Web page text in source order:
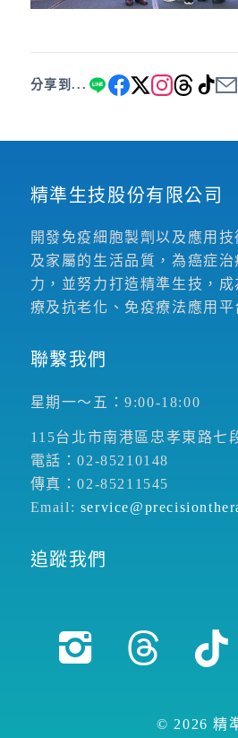
分享到...
精準生技股份有限公司
開發免疫細胞製劑以及應用
及家屬的生活品質，為癌症
力，並努力打造精準生技，
療及抗老化、免疫療法應用
聯繫我們
星期一～五：9:00-18:00
115台北市南港區忠孝東路七
電話：02-85210148
傳真：02-85211545
Email:
追蹤我們
© 2026 精